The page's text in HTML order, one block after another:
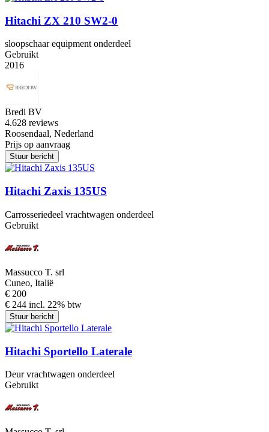
Hitachi ZX 210 SW2-0
sloopschaar equipment onderdeel
Gebruikt
2016
Bredi BV
4.628 reviews
Roosendaal, Nederland
Prijs op aanvraag
Stuur bericht
Hitachi Zaxis 135US
Carrosseriedeel vrachtwagen onderdeel
Gebruikt
Massucco T. srl
Cuneo, Italië
€ 200
€ 244 incl. 22% btw
Stuur bericht
Hitachi Sportello Laterale
Deur vrachtwagen onderdeel
Gebruikt